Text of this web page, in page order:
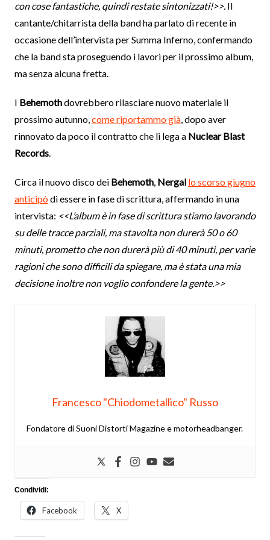
con cose fantastiche, quindi restate sintonizzati!>>. Il
cantante/chitarrista della band ha parlato di recente in
occasione dell’intervista per Summa Inferno, confermando
che la band sta proseguendo i lavori per il prossimo album,
ma senza alcuna fretta.
I Behemothdovrebbero rilasciare nuovo materiale il
prossimo autunno,come riportammo già, dopo aver
rinnovato da poco il contratto che li lega a Nuclear Blast
Records.
Circa il nuovo disco dei Behemoth, Nergal lo scorso giugno
anticipòdi essere in fase di scrittura, affermando in una
intervista: <<L’album è in fase di scrittura stiamo lavorando
su delle tracce parziali, ma stavolta non durerà 50 o 60
minuti, prometto che non durerà più di 40 minuti, per varie
ragioni che sono difficili da spiegare, ma è stata una mia
decisione inoltre non voglio confondere la gente.>>
Francesco "Chiodometallico" Russo
Fondatore di Suoni Distorti Magazine e motorheadbanger.
Condividi:
Facebook X